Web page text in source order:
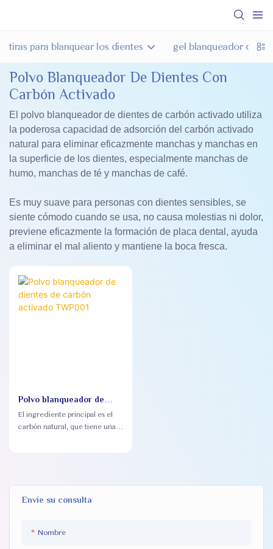
tiras para blanquear los dientes gel blanqueador de
Polvo Blanqueador De Dientes Con
Carbón Activado
El polvo blanqueador de dientes de carbón activado utiliza
la poderosa capacidad de adsorción del carbón activado
natural para eliminar eficazmente manchas y manchas en
la superficie de los dientes, especialmente manchas de
humo, manchas de té y manchas de café.
Es muy suave para personas con dientes sensibles, se
siente cómodo cuando se usa, no causa molestias ni dolor,
previene eficazmente la formación de placa dental, ayuda
a eliminar el mal aliento y mantiene la boca fresca.
Envíe su consulta
Nombre
Polvo blanqueador de
dientes de carbón
activado TWP001
El ingrediente principal es el
carbón natural, que tiene una